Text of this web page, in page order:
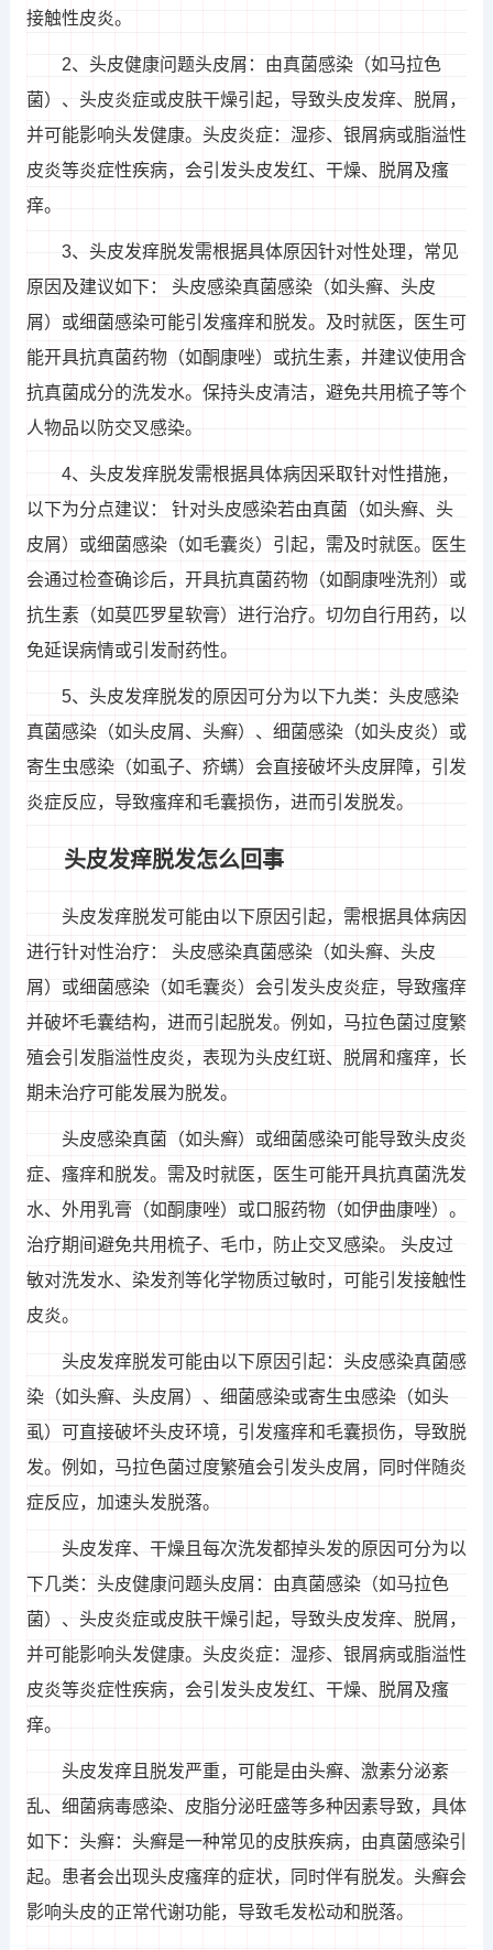
接触性皮炎。
2、头皮健康问题头皮屑：由真菌感染（如马拉色
菌）、头皮炎症或皮肤干燥引起，导致头皮发痒、脱屑，
并可能影响头发健康。头皮炎症：湿疹、银屑病或脂溢性
皮炎等炎症性疾病，会引发头皮发红、干燥、脱屑及瘙
痒。
3、头皮发痒脱发需根据具体原因针对性处理，常见
原因及建议如下： 头皮感染真菌感染（如头癣、头皮
屑）或细菌感染可能引发瘙痒和脱发。及时就医，医生可
能开具抗真菌药物（如酮康唑）或抗生素，并建议使用含
抗真菌成分的洗发水。保持头皮清洁，避免共用梳子等个
人物品以防交叉感染。
4、头皮发痒脱发需根据具体病因采取针对性措施，
以下为分点建议： 针对头皮感染若由真菌（如头癣、头
皮屑）或细菌感染（如毛囊炎）引起，需及时就医。医生
会通过检查确诊后，开具抗真菌药物（如酮康唑洗剂）或
抗生素（如莫匹罗星软膏）进行治疗。切勿自行用药，以
免延误病情或引发耐药性。
5、头皮发痒脱发的原因可分为以下九类：头皮感染
真菌感染（如头皮屑、头癣）、细菌感染（如头皮炎）或
寄生虫感染（如虱子、疥螨）会直接破坏头皮屏障，引发
炎症反应，导致瘙痒和毛囊损伤，进而引发脱发。
头皮发痒脱发怎么回事
头皮发痒脱发可能由以下原因引起，需根据具体病因
进行针对性治疗： 头皮感染真菌感染（如头癣、头皮
屑）或细菌感染（如毛囊炎）会引发头皮炎症，导致瘙痒
并破坏毛囊结构，进而引起脱发。例如，马拉色菌过度繁
殖会引发脂溢性皮炎，表现为头皮红斑、脱屑和瘙痒，长
期未治疗可能发展为脱发。
头皮感染真菌（如头癣）或细菌感染可能导致头皮炎
症、瘙痒和脱发。需及时就医，医生可能开具抗真菌洗发
水、外用乳膏（如酮康唑）或口服药物（如伊曲康唑）。
治疗期间避免共用梳子、毛巾，防止交叉感染。 头皮过
敏对洗发水、染发剂等化学物质过敏时，可能引发接触性
皮炎。
头皮发痒脱发可能由以下原因引起：头皮感染真菌感
染（如头癣、头皮屑）、细菌感染或寄生虫感染（如头
虱）可直接破坏头皮环境，引发瘙痒和毛囊损伤，导致脱
发。例如，马拉色菌过度繁殖会引发头皮屑，同时伴随炎
症反应，加速头发脱落。
头皮发痒、干燥且每次洗发都掉头发的原因可分为以
下几类：头皮健康问题头皮屑：由真菌感染（如马拉色
菌）、头皮炎症或皮肤干燥引起，导致头皮发痒、脱屑，
并可能影响头发健康。头皮炎症：湿疹、银屑病或脂溢性
皮炎等炎症性疾病，会引发头皮发红、干燥、脱屑及瘙
痒。
头皮发痒且脱发严重，可能是由头癣、激素分泌紊
乱、细菌病毒感染、皮脂分泌旺盛等多种因素导致，具体
如下：头癣：头癣是一种常见的皮肤疾病，由真菌感染引
起。患者会出现头皮瘙痒的症状，同时伴有脱发。头癣会
影响头皮的正常代谢功能，导致毛发松动和脱落。